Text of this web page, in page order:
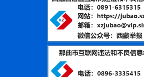
在拉萨市人民医院，医生的检查
裂隙灯下观察眼睑、角膜，眼底检查
似视神经病变，有严重的散光同时伴
快到北京同仁医院做基因检测，明确
性干预。”
可新的难题横在眼前：培杰只会
生地不熟，而且往返北京的